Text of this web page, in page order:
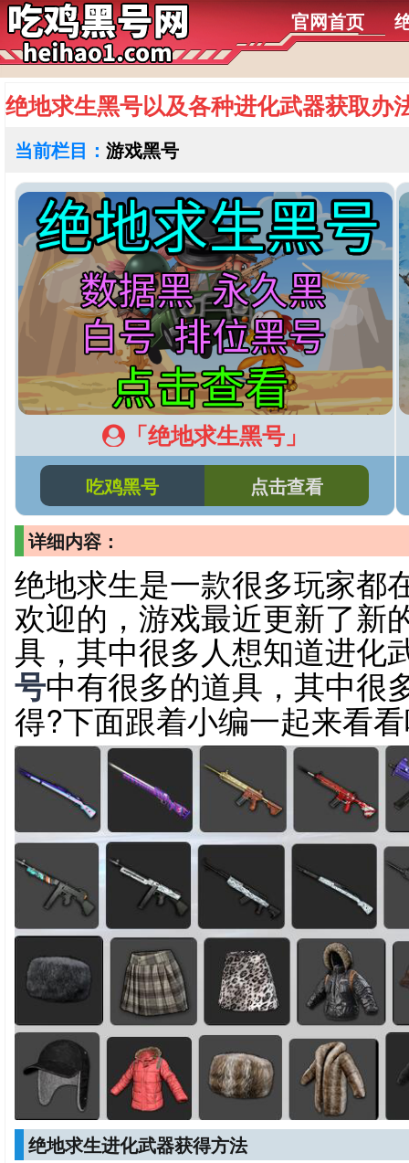
官网首页
绝地求生黑号以及各种进化武器获取办
当前栏目： 游戏黑号
「绝地求生黑号」
吃鸡黑号 点击查看
详细内容：
绝地求生是一款很多玩家都
欢迎的，游戏最近更新了新
具，其中很多人想知道进化
号中有很多的道具，其中很
得?下面跟着小编一起来看
绝地求生进化武器获得方法